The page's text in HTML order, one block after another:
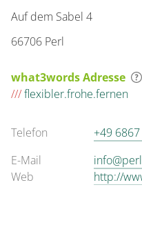
Auf dem Sabel 4
66706 Perl
what3words Adresse
///flexibler.frohe.fernen
Telefon
+49
E-Mail
Web
http://